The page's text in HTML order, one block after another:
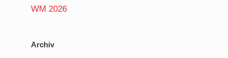
WM 2026
Archiv